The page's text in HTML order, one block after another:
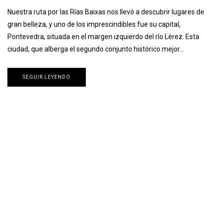
Nuestra ruta por las Rías Baixas nos llevó a descubrir lugares de
gran belleza, y uno de los imprescindibles fue su capital,
Pontevedra, situada en el margen izquierdo del río Lérez. Esta
ciudad, que alberga el segundo conjunto histórico mejor…
SEGUIR LEYENDO